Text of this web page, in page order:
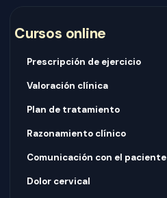
Cursos online
Prescripción de ejercicio
Valoración clínica
Plan de tratamiento
Razonamiento clínico
Comunicación con el paciente
Dolor cervical